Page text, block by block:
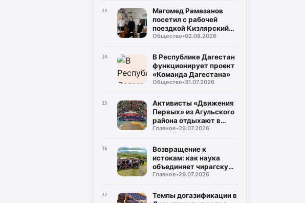
13
Магомед Рамазанов
посетил с рабочей
поездкой Кизлярский
район
Общество•02.08.2026
14
В Республике Дагестан
функционирует проект
«Команда Дагестана»
Общество•31.07.2026
15
Активисты «Движения
Первых» из Агульского
района отдыхают в
лагере «Солнечный
Главное•29.07.2026
16
Возвращение к
истокам: как наука
объединяет чирагскую
молодежь
Главное•29.07.2026
17
Темпы догазификации в